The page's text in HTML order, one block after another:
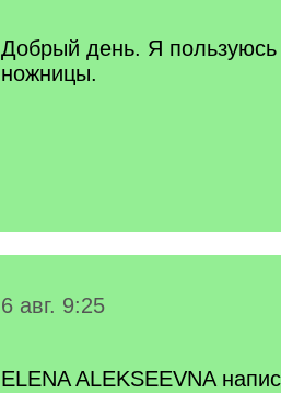
Добрый день. Я
ножницы.
6 авг. 9:25
ELENA ALEKSEEVNA